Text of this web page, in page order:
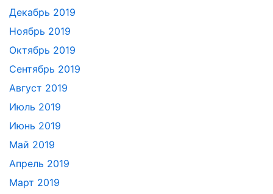
Декабрь 2019
Ноябрь 2019
Октябрь 2019
Сентябрь 2019
Август 2019
Июль 2019
Июнь 2019
Май 2019
Апрель 2019
Март 2019